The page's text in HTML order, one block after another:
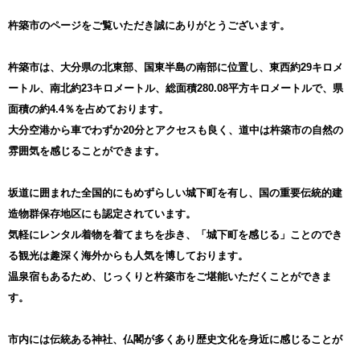
杵築市のページをご覧いただき誠にありがとうございます。
杵築市は、大分県の北東部、国東半島の南部に位置し、東西約29キロメ
ートル、南北約23キロメートル、総面積280.08平方キロメートルで、県
面積の約4.4％を占めております。
大分空港から車でわずか20分とアクセスも良く、道中は杵築市の自然の
雰囲気を感じることができます。
坂道に囲まれた全国的にもめずらしい城下町を有し、国の重要伝統的建
造物群保存地区にも認定されています。
気軽にレンタル着物を着てまちを歩き、「城下町を感じる」ことのでき
る観光は趣深く海外からも人気を博しております。
温泉宿もあるため、じっくりと杵築市をご堪能いただくことができま
す。
市内には伝統ある神社、仏閣が多くあり歴史文化を身近に感じることが